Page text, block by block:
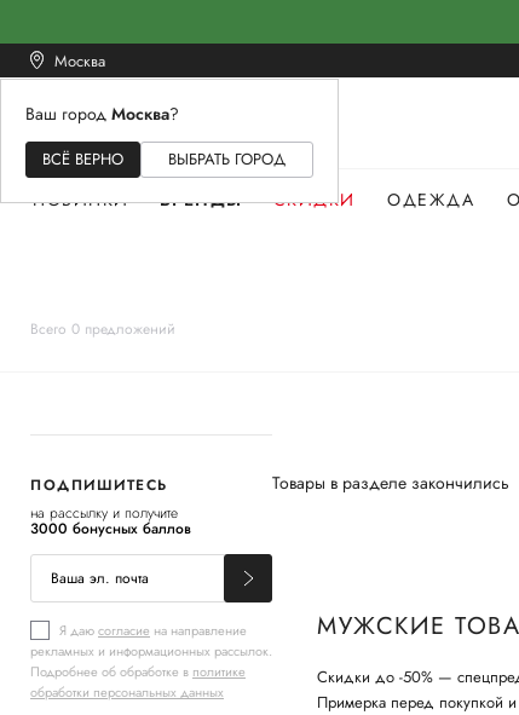
Москва
Ваш город Москва?
ВСЁ ВЕРНО ВЫБРАТЬ ГОРОД
ЖЕНСКОЕМУЖСКОЕ
НОВИНКИ БРЕНДЫ СКИДКИ ОДЕЖДА
Всего 0 предложений
ПОДПИШИТЕСЬ
на рассылку и получите
3000 бонусных баллов
Я даюсогласие на направление
рекламных и информационных рассылок.
Подробнее об обработке в политике
обработки персональных данных
Товары в разделе закончились
МУЖСКИЕ
Скидки до -50% —
Примерка перед покупкой